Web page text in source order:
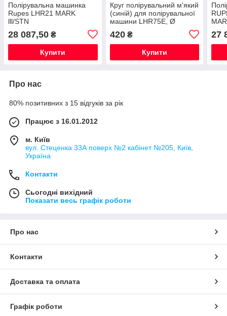
Полірувальна машинка
Rupes LHR21 MARK
lll/STN
28 087,50 ₴
Купити
Круг полірувальний м'який
(синій) для полірувальної
машини LHR75E, Ø
75/100° RUPES 9. BF100H
420₴
Купити
27
Про нас
80% позитивних з 15 відгуків за рік
Працює з 16.01.2012
м. Київ
вул. Стеценка 33А поверх №2 кабінет №205, Київ,
Україна
Контакти
Сьогодні вихідний
Показати весь графік роботи
Про нас
Контакти
Доставка та оплата
Графік роботи